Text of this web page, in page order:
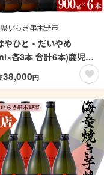
いちき串木野市
やひと・だいやめ
各3本 合計6本)鹿児島
焼酎をご家庭で飲み比べ
鹿児島 鹿児島特産 酒 焼
酎 飲み比べ セット【林
【99-023-45】
38,000円